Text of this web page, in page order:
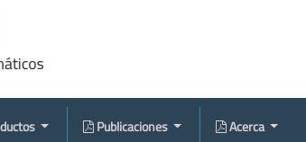
Publicaciones Acerca